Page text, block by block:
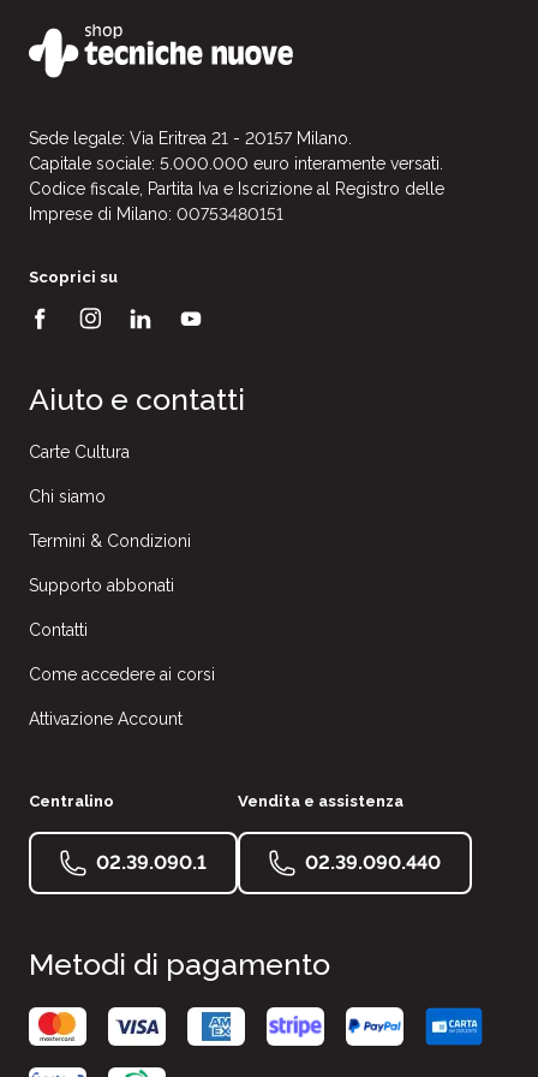
Sede legale: Via Eritrea 21 - 20157 Milano.
Capitale sociale: 5.000.000 euro interamente versati.
Codice fiscale, Partita Iva e Iscrizione al Registro delle
Imprese di Milano: 00753480151
Scoprici su
Aiuto e contatti
Carte Cultura
Chi siamo
Termini & Condizioni
Supporto abbonati
Contatti
Come accedere ai corsi
Attivazione Account
Centralino
02.39.090.1
Vendita e assistenza
02.39.090.440
Metodi di pagamento